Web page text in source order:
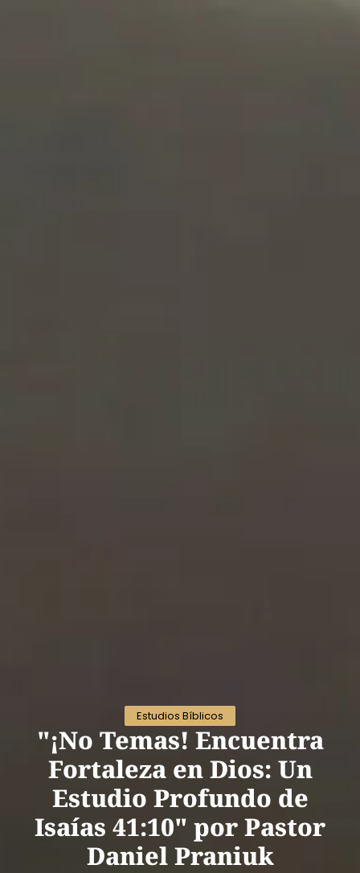
Estudios Bíblicos
"¡No Temas! Encuentra
Fortaleza en Dios: Un
Estudio Profundo de
Isaías 41:10" por Pastor
Daniel Praniuk